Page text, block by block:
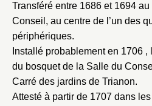
Transféré entre 1686 et 1694
Conseil, au centre de l’un des
périphériques.
Installé probablement en 1706
du bosquet de la Salle du
Carré des jardins de Trianon.
Attesté à partir de 1707 dans